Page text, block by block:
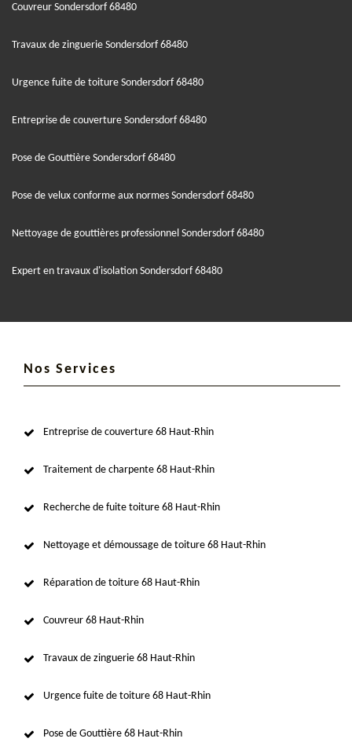
Couvreur Sondersdorf 68480
Travaux de zinguerie Sondersdorf 68480
Urgence fuite de toiture Sondersdorf 68480
Entreprise de couverture Sondersdorf 68480
Pose de Gouttière Sondersdorf 68480
Pose de velux conforme aux normes Sondersdorf 68480
Nettoyage de gouttières professionnel Sondersdorf 68480
Expert en travaux d'isolation Sondersdorf 68480
Nos Services
Entreprise de couverture 68 Haut-Rhin
Traitement de charpente 68 Haut-Rhin
Recherche de fuite toiture 68 Haut-Rhin
Nettoyage et démoussage de toiture 68 Haut-Rhin
Réparation de toiture 68 Haut-Rhin
Couvreur 68 Haut-Rhin
Travaux de zinguerie 68 Haut-Rhin
Urgence fuite de toiture 68 Haut-Rhin
Pose de Gouttière 68 Haut-Rhin